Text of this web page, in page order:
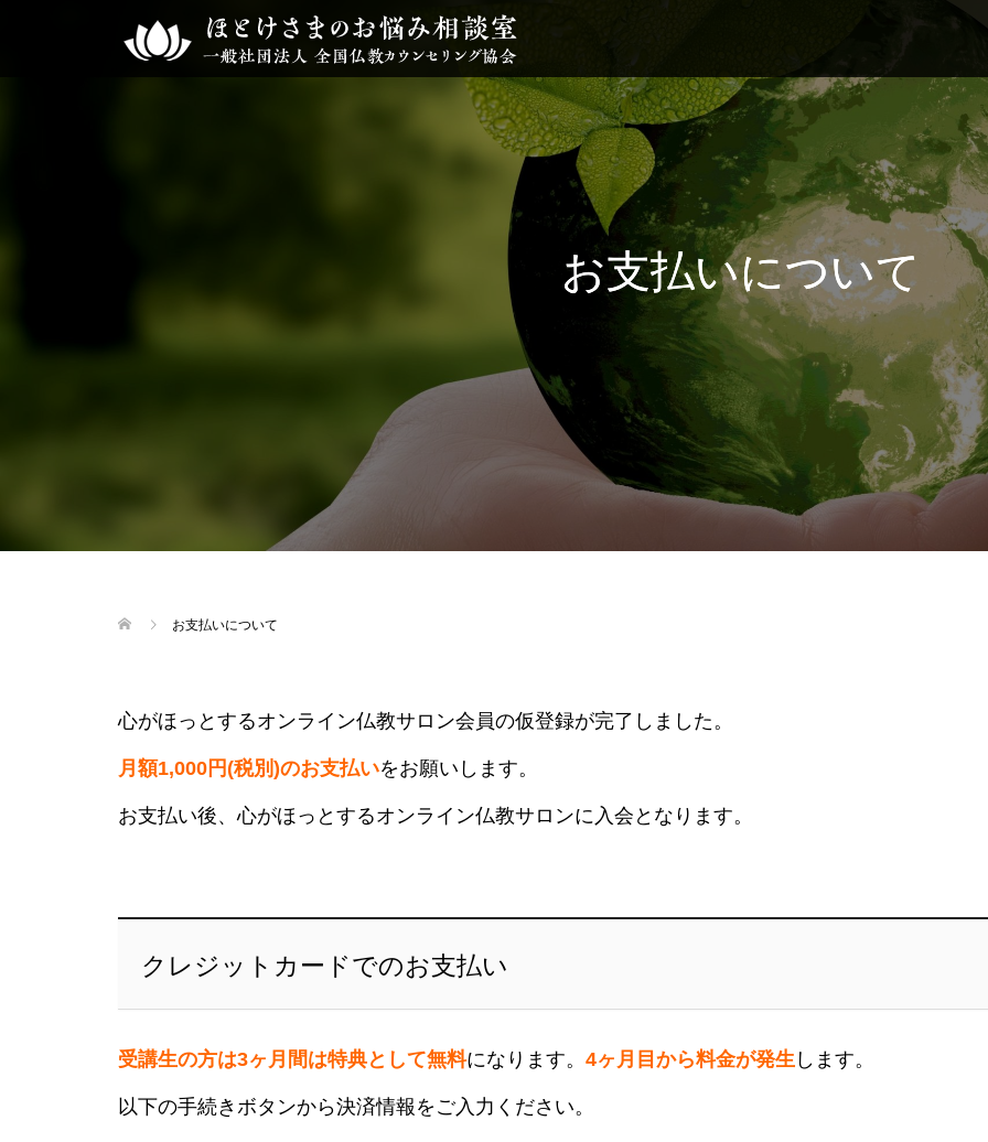
お支払いについて
お支払いについて
心がほっとするオンライン仏教サロン会員の仮登録が完了しました。
月額1,000円(税別)のお支払いをお願いします。
お支払い後、心がほっとするオンライン仏教サロンに入会となります。
クレジットカードでのお支払い
受講生の方は3ヶ月間は特典として無料になります。 4ヶ月目から料金が発生 します。
以下の手続きボタンから決済情報をご入力ください。